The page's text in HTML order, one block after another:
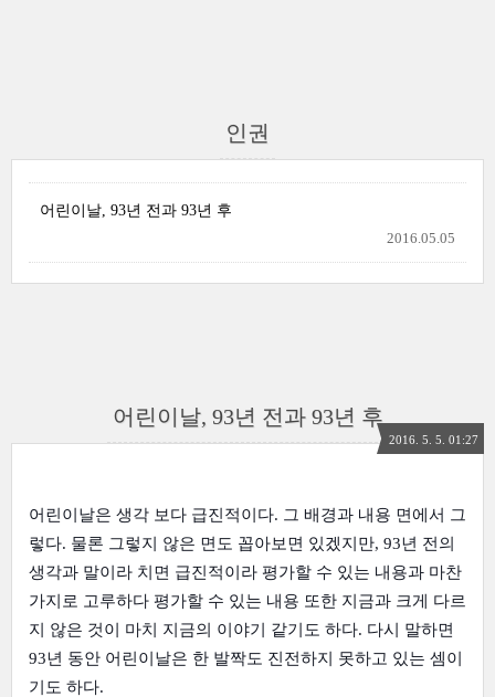
인권
어린이날, 93년 전과 93년 후
2016.05.05
어린이날, 93년 전과 93년 후
2016. 5. 5. 01:27
어린이날은 생각 보다 급진적이다. 그 배경과 내용 면에서 그
렇다. 물론 그렇지 않은 면도 꼽아보면 있겠지만, 93년 전의
생각과 말이라 치면 급진적이라 평가할 수 있는 내용과 마찬
가지로 고루하다 평가할 수 있는 내용 또한 지금과 크게 다르
지 않은 것이 마치 지금의 이야기 같기도 하다. 다시 말하면
93년 동안 어린이날은 한 발짝도 진전하지 못하고 있는 셈이
기도 하다.